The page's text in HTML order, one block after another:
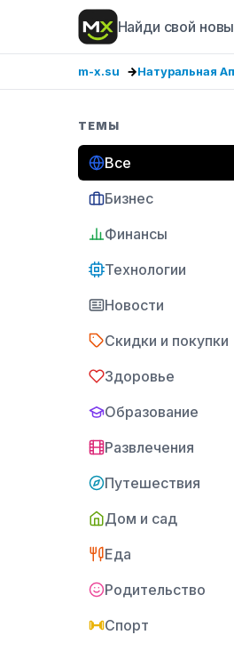
Найди свой
m-x.su Натуральная
ТЕМЫ
Все
Бизнес
Финансы
Технологии
Новости
Скидки и покупки
Здоровье
Образование
Развлечения
Путешествия
Дом и сад
Еда
Родительство
Спорт